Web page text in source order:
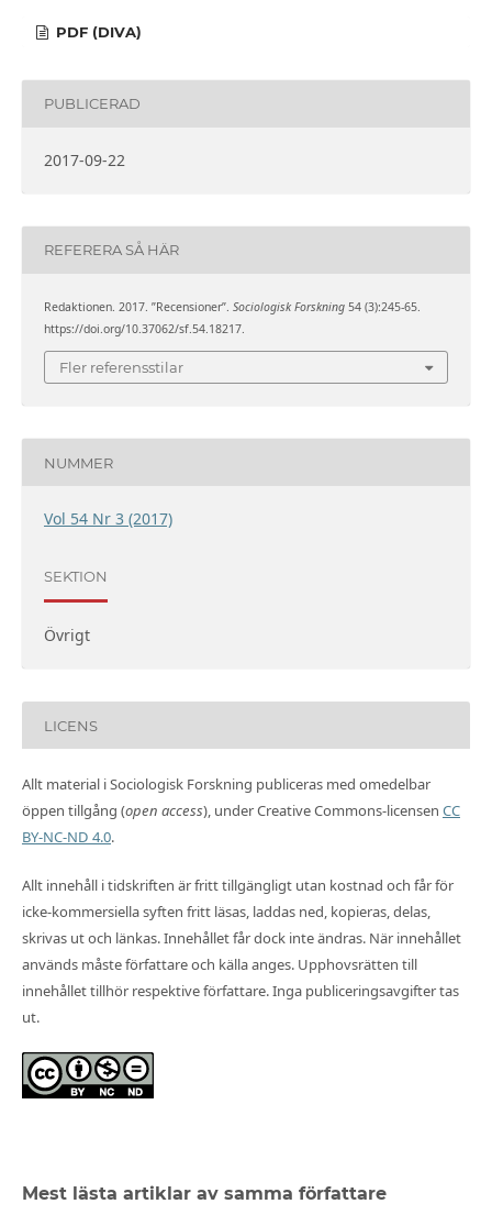
PDF (DIVA)
PUBLICERAD
2017-09-22
REFERERA SÅ HÄR
Redaktionen. 2017. ”Recensioner”. Sociologisk Forskning54 (3):245-65.
https://doi.org/10.37062/sf.54.18217.
Fler referensstilar
NUMMER
Vol 54 Nr 3 (2017)
SEKTION
Övrigt
LICENS
Allt material i Sociologisk Forskning publiceras med omedelbar
öppen tillgång (open access), under Creative Commons-licensen CC
BY-NC-ND 4.0.
Allt innehåll i tidskriften är fritt tillgängligt utan kostnad och får för
icke-kommersiella syften fritt läsas, laddas ned, kopieras, delas,
skrivas ut och länkas. Innehållet får dock inte ändras. När innehållet
används måste författare och källa anges. Upphovsrätten till
innehållet tillhör respektive författare. Inga publiceringsavgifter tas
ut.
Mest lästa artiklar av samma författare